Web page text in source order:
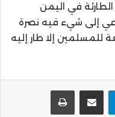
في اليمن
إلى شيء فيه نصرة
للمسلمين إلا طار إليه
تيلقرام مشاركة عبر البريد